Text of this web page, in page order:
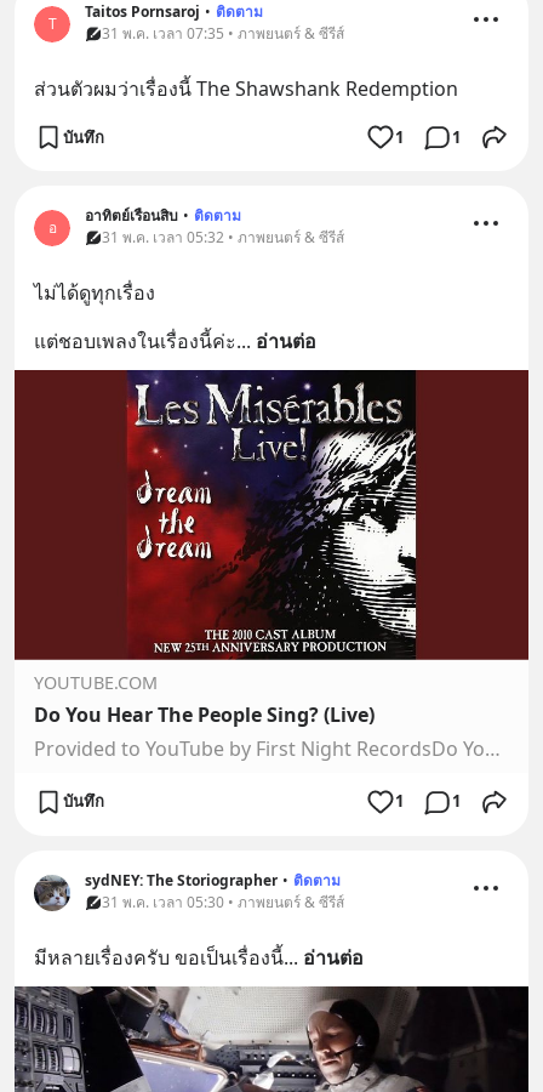
T
Taitos Pornsaroj • ติดตาม
31 พ.ค. เวลา 07:35 • ภาพยนตร์ & ซีรีส์
ส่วนตัวผมว่าเรื่องนี้ The Shawshank Redemption
บันทึก 1 1
อ
อาทิตย์เรือนสิบ • ติดตาม
31 พ.ค. เวลา 05:32 • ภาพยนตร์ & ซีรีส์
ไม่ได้ดูทุกเรื่อง
แต่ชอบเพลงในเรื่องนี้ค่ะ... อ่านต่อ
YOUTUBE.COM
Do You Hear The People Sing? (Live)
Provided to YouTube by First Night RecordsDo You Hear The People…
บันทึก 1 1
sydNEY: The Storiographer • ติดตาม
31 พ.ค. เวลา 05:30 • ภาพยนตร์ & ซีรีส์
มีหลายเรื่องครับ ขอเป็นเรื่องนี้... อ่านต่อ